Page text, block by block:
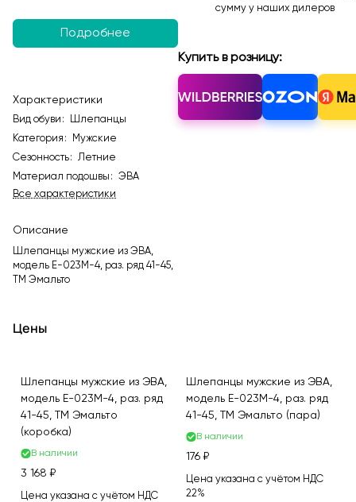
Подробнее
Характеристики
Вид обуви :
Шлепанцы
Категория :
Мужские
Сезонность:
Летние
Материал подошвы :
ЭВА
Все характеристики
Описание
Шлепанцы мужские из ЭВА,
модель E-023M-4, раз. ряд 41-45,
ТМ Эмальто
сумму у наших дилеров
Купить в розницу:
Цены
Шлепанцы мужские из ЭВА,
модель E-023M-4, раз. ряд
41-45, ТМ Эмальто
(коробка)
В наличии
3 168 ₽
Цена указана с учётом НДС
Шлепанцы мужские из ЭВА,
модель E-023M-4, раз. ряд
41-45, ТМ Эмальто (пара)
В наличии
176 ₽
Цена указана с учётом НДС
22%